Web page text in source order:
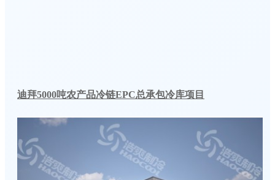
迪拜5000吨农产品冷链EPC总承包冷库项目